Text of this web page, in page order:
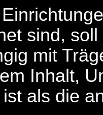
sind,
mit
Inhalt,
ist als die